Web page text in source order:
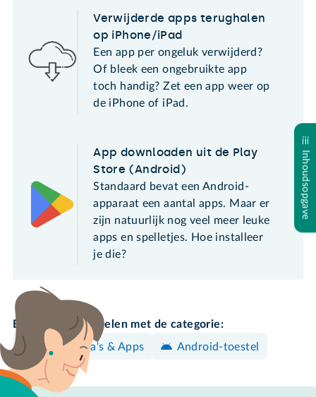
Inhoudsopgave
Verwijderde apps terughalen
op iPhone/iPad
Een app per ongeluk verwijderd?
Of bleek een ongebruikte app
toch handig? Zet een app weer op
de iPhone of iPad.
App downloaden uit de Play
Store (Android)
Standaard bevat een Android-
apparaat een aantal apps. Maar er
zijn natuurlijk nog veel meer leuke
apps en spelletjes. Hoe installeer
je die?
Bekijk meer artikelen met de categorie:
Programma's & Apps
Android-toestel